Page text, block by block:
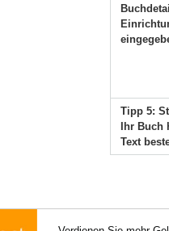
Tipp 5:
Ihr
Text